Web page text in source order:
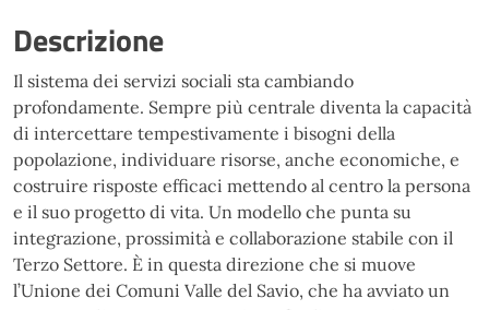
Descrizione
Il sistema dei servizi sociali sta cambiando
profondamente. Sempre più centrale diventa la capacità
di intercettare tempestivamente i bisogni della
popolazione, individuare risorse, anche economiche, e
costruire risposte efficaci mettendo al centro la persona
e il suo progetto di vita. Un modello che punta su
integrazione, prossimità e collaborazione stabile con il
Terzo Settore. È in questa direzione che si muove
l’Unione dei Comuni Valle del Savio, che ha avviato un